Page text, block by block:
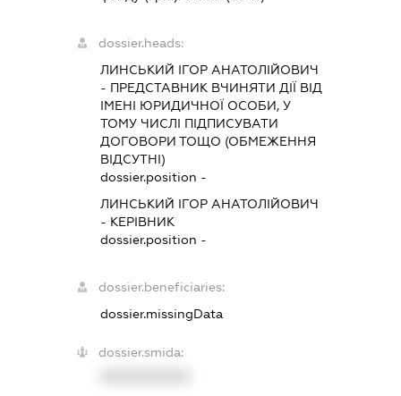
dossier.heads:
ЛИНСЬКИЙ ІГОР АНАТОЛІЙОВИЧ
- ПРЕДСТАВНИК ВЧИНЯТИ ДІЇ ВІД
ІМЕНІ ЮРИДИЧНОЇ ОСОБИ, У
ТОМУ ЧИСЛІ ПІДПИСУВАТИ
ДОГОВОРИ ТОЩО (ОБМЕЖЕННЯ
ВІДСУТНІ)
dossier.position -
ЛИНСЬКИЙ ІГОР АНАТОЛІЙОВИЧ
- КЕРІВНИК
dossier.position -
dossier.beneficiaries:
dossier.missingData
dossier.smida: